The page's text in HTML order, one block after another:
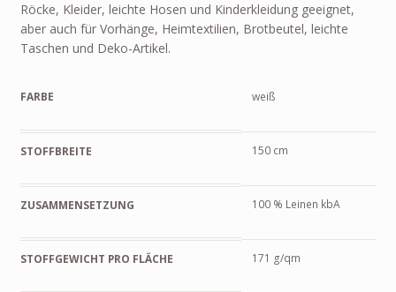
Röcke, Kleider, leichte Hosen und Kinderkleidung geeignet,
aber auch für Vorhänge, Heimtextilien, Brotbeutel, leichte
Taschen und Deko-Artikel.
FARBE weiß
STOFFBREITE 150 cm
ZUSAMMENSETZUNG 100 % Leinen kbA
STOFFGEWICHT PRO FLÄCHE 171 g/qm